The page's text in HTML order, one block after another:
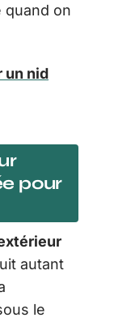
quand on
un nid
pour
autant
le